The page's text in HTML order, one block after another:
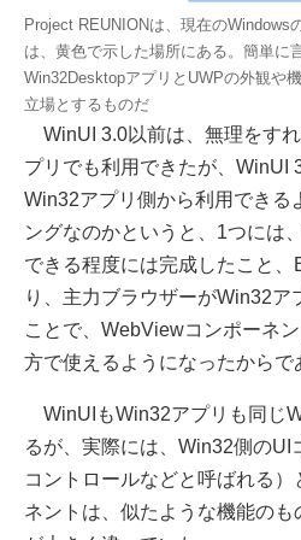
Project REUNIONは、現在のWindows
は、黄色で示した場所にある。簡単に
Win32DesktopアプリとUWPの外観や
立場とするものだ
WinUI 3.0以前は、無理をす
プリでも利用できたが、WinUI
Win32アプリ側から利用できる
ングなのかというと、1つには
できる程度には完成したこと、
り、主力ブラウザーがWin32ア
ことで、WebViewコンポーネ
方で使えるようになったからで
WinUIもWin32アプリも同じ
るが、実際には、Win32側のUI
コントロールなどと呼ばれる
ネントは、似たような機能の